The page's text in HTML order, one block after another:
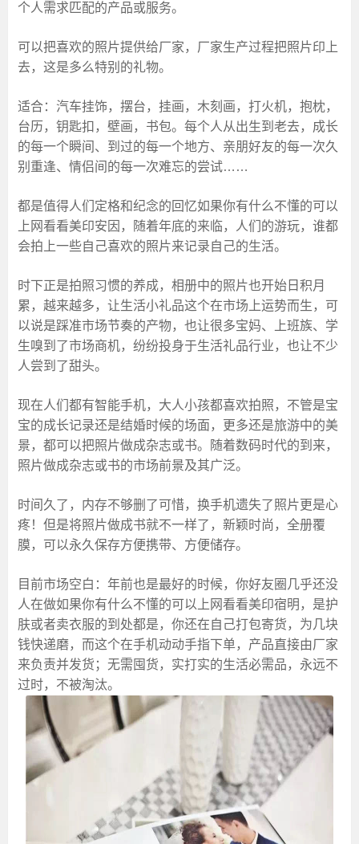
个人需求匹配的产品或服务。
可以把喜欢的照片提供给厂家，厂家生产过程把照片印上
去，这是多么特别的礼物。
适合：汽车挂饰，摆台，挂画，木刻画，打火机，抱枕，
台历，钥匙扣，壁画，书包。每个人从出生到老去，成长
的每一个瞬间、到过的每一个地方、亲朋好友的每一次久
别重逢、情侣间的每一次难忘的尝试……
都是值得人们定格和纪念的回忆如果你有什么不懂的可以
上网看看美印安因，随着年底的来临，人们的游玩，谁都
会拍上一些自己喜欢的照片来记录自己的生活。
时下正是拍照习惯的养成，相册中的照片也开始日积月
累，越来越多，让生活小礼品这个在市场上运势而生，可
以说是踩准市场节奏的产物，也让很多宝妈、上班族、学
生嗅到了市场商机，纷纷投身于生活礼品行业，也让不少
人尝到了甜头。
现在人们都有智能手机，大人小孩都喜欢拍照，不管是宝
宝的成长记录还是结婚时候的场面，更多还是旅游中的美
景，都可以把照片做成杂志或书。随着数码时代的到来，
照片做成杂志或书的市场前景及其广泛。
时间久了，内存不够删了可惜，换手机遗失了照片更是心
疼！但是将照片做成书就不一样了，新颖时尚，全册覆
膜，可以永久保存方便携带、方便储存。
目前市场空白：年前也是最好的时候，你好友圈几乎还没
人在做如果你有什么不懂的可以上网看看美印宿明，是护
肤或者卖衣服的到处都是，你还在自己打包寄货，为几块
钱快递磨，而这个在手机动动手指下单，产品直接由厂家
来负责并发货；无需囤货，实打实的生活必需品，永远不
过时，不被淘汰。